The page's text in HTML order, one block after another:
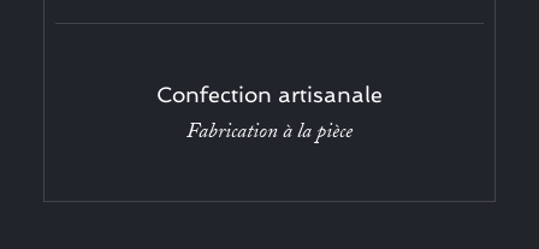
Confection artisanale
Fabrication à la pièce